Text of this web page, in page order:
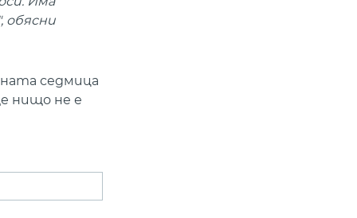
обясни
седмица
нищо не е